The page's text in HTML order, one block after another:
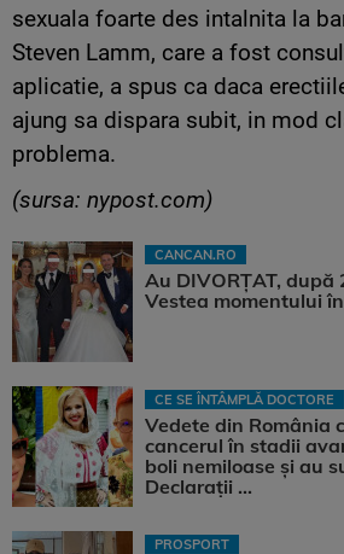
sexuala foarte des intalnita la
Steven Lamm, care a fost
aplicatie, a spus ca daca
ajung sa dispara subit, in mod
problema.
(sursa: nypost.com)
CANCAN.RO
Au DIVORȚAT, după
Vestea momentului
CE SE ÎNTÂMPLĂ DOCTORE
Vedete din România
cancerul în stadii
boli nemiloase şi au
Declarații ...
PROSPORT